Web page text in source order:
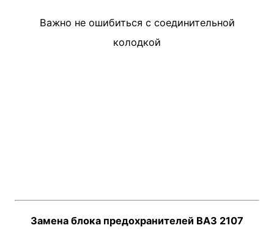
Важно не ошибиться с соединительной
колодкой
Замена блока предохранителей ВАЗ 2107